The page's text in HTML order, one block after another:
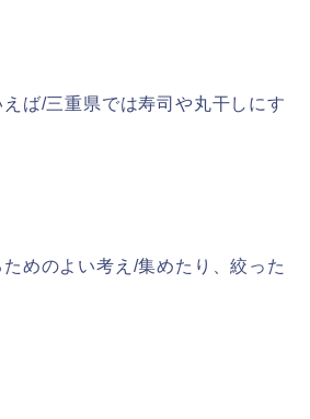
ば/三重県では寿司や丸干しにす
めのよい考え/集めたり、絞った